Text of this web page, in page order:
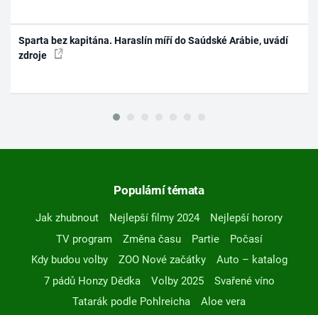
Sparta bez kapitána. Haraslín míří do Saúdské Arábie, uvádí
zdroje
Populární témata
Jak zhubnout Nejlepší filmy 2024
Nejlepší horory
TV program
Změna času Partie
Počasí
Kdy budou volby
ZOO Nové začátky
Auto – katalog
7 pádů Honzy Dědka
Volby 2025
Svařené víno
Tatarák podle Pohlreicha
Aloe vera